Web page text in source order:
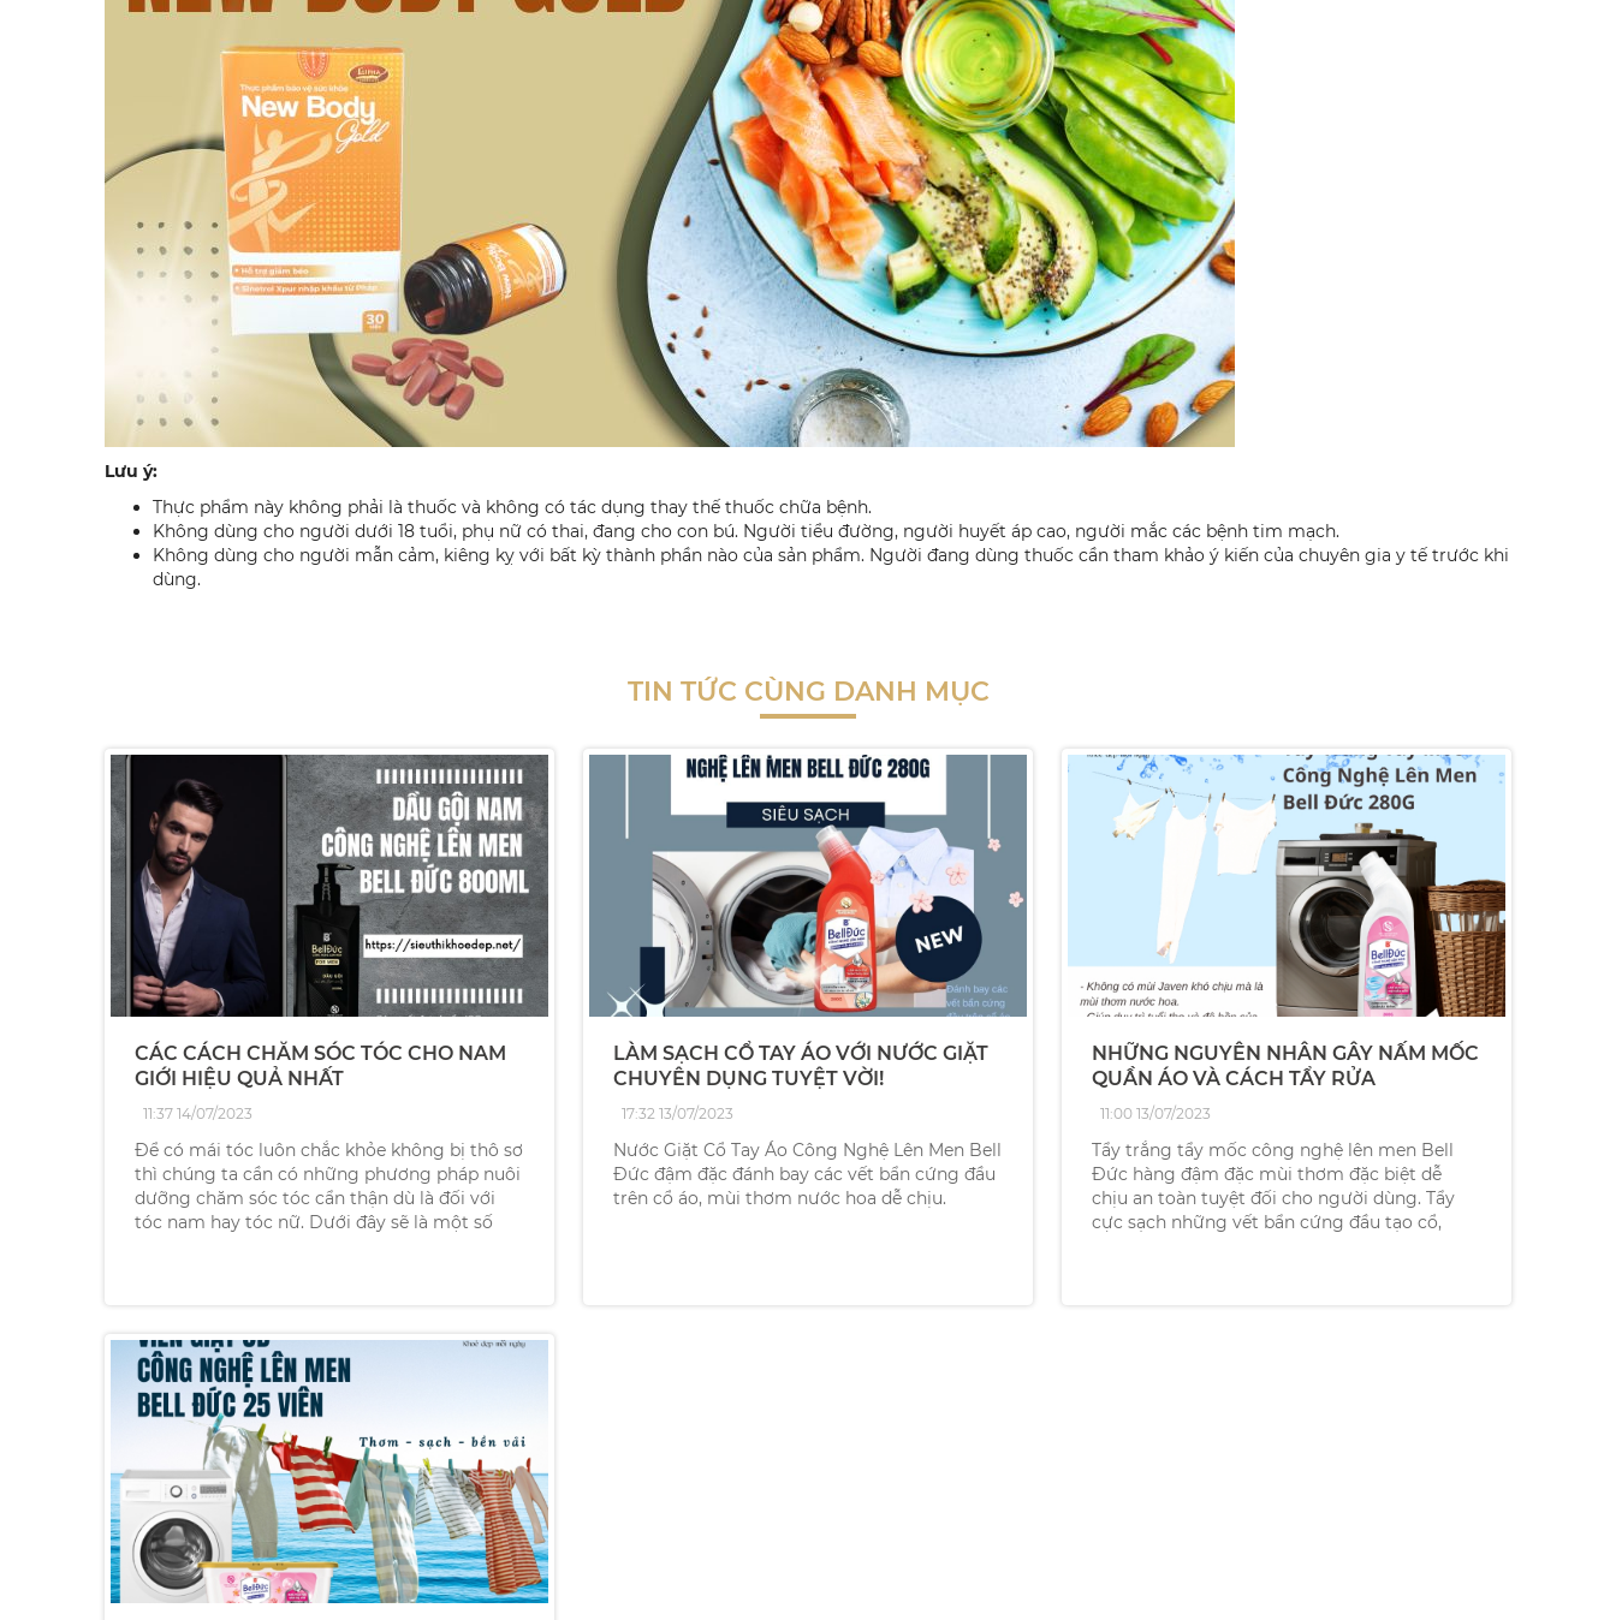
Lưu ý:
Thực phẩm này không phải là thuốc và không có tác dụng thay thế thuốc chữa bệnh.
Không dùng cho người dưới 18 tuổi, phụ nữ có thai, đang cho con bú. Người tiểu đường, người huyết áp cao, người mắc các bệnh tim mạch.
Không dùng cho người mẫn cảm, kiêng kỵ với bất kỳ thành phần nào của sản phẩm. Người đang dùng thuốc cần tham khảo ý kiến của chuyên gia y tế trước khi
dùng.
TIN TỨC CÙNG DANH MỤC
CÁC CÁCH CHĂM SÓC TÓC CHO NAM
GIỚI HIỆU QUẢ NHẤT
11:37 14/07/2023
Để có mái tóc luôn chắc khỏe không bị thô sơ
thì chúng ta cần có những phương pháp nuôi
dưỡng chăm sóc tóc cẩn thận dù là đối với
tóc nam hay tóc nữ. Dưới đây sẽ là một số
LÀM SẠCH CỔ TAY ÁO VỚI NƯỚC GIẶT
CHUYÊN DỤNG TUYỆT VỜI!
17:32 13/07/2023
Nước Giặt Cổ Tay Áo Công Nghệ Lên Men Bell
Đức đậm đặc đánh bay các vết bẩn cứng đầu
trên cổ áo, mùi thơm nước hoa dễ chịu.
NHỮNG NGUYÊN NHÂN GÂY NẤM MỐC
QUẦN ÁO VÀ CÁCH TẨY RỬA
11:00 13/07/2023
Tẩy trắng tẩy mốc công nghệ lên men Bell
Đức hàng đậm đặc mùi thơm đặc biệt dễ
chịu an toàn tuyệt đối cho người dùng. Tẩy
cực sạch những vết bẩn cứng đầu tạo cổ,